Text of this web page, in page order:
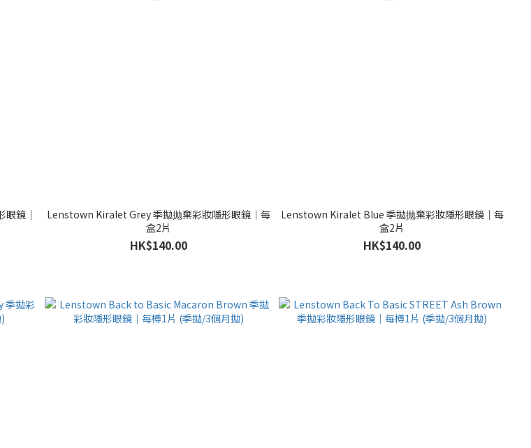
鏡｜
Lenstown Kiralet Grey 季拋抛棄彩妝隱形眼鏡｜每
盒2片
HK$140.00
Lenstown Kiralet Blue 季拋抛棄彩妝隱形眼鏡｜每
盒2片
HK$140.00